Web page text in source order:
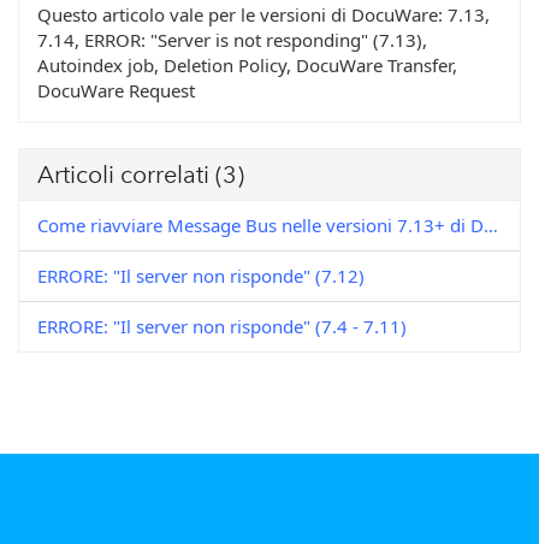
Questo articolo vale per le versioni di DocuWare: 7.13,
7.14, ERROR: "Server is not responding" (7.13),
Autoindex job, Deletion Policy, DocuWare Transfer,
DocuWare Request
Articoli correlati (3)
Come riavviare Message Bus nelle versioni 7.13+ di DocuWare
ERRORE: "Il server non risponde" (7.12)
ERRORE: "Il server non risponde" (7.4 - 7.11)